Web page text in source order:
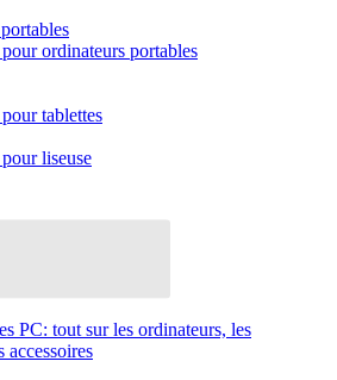
ordinateurs portables
tablettes
liseuse
PC: tout sur les ordinateurs, les
accessoires